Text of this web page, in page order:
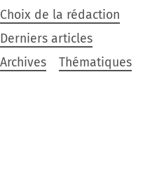
Choix de la rédaction
Derniers articles
Archives
Thématiques